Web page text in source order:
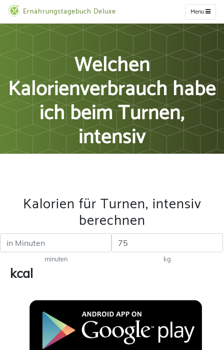
Ernährungstagebuch Deluxe Menu
Welchen
Kalorienverbrauch habe
ich beim Turnen,
intensiv
Kalorien für Turnen, intensiv
berechnen
minuten kg
kcal